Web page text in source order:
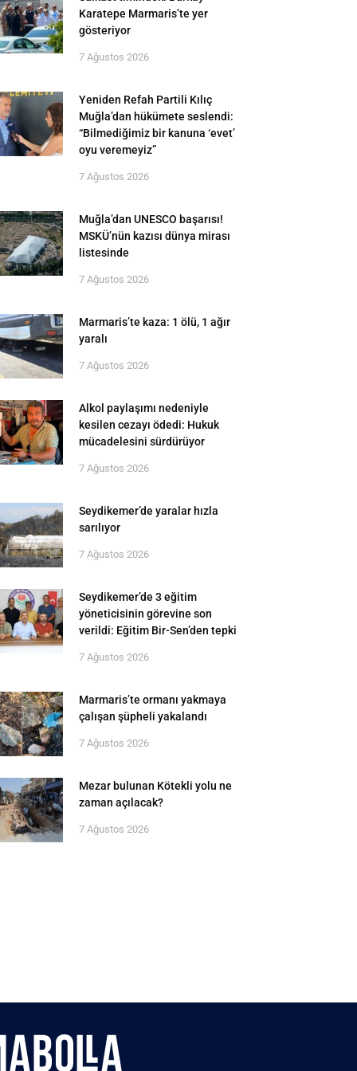
Karatepe Marmaris’te yer
gösteriyor
7 Ağustos 2026
Yeniden Refah Partili Kılıç
Muğla’dan hükümete seslendi:
“Bilmediğimiz bir kanuna ‘evet’
oyu veremeyiz”
7 Ağustos 2026
Muğla’dan UNESCO başarısı!
MSKÜ’nün kazısı dünya mirası
listesinde
7 Ağustos 2026
Marmaris’te kaza: 1 ölü, 1 ağır
yaralı
7 Ağustos 2026
Alkol paylaşımı nedeniyle
kesilen cezayı ödedi: Hukuk
mücadelesini sürdürüyor
7 Ağustos 2026
Seydikemer’de yaralar hızla
sarılıyor
7 Ağustos 2026
Seydikemer’de 3 eğitim
yöneticisinin görevine son
verildi: Eğitim Bir-Sen’den tepki
7 Ağustos 2026
Marmaris’te ormanı yakmaya
çalışan şüpheli yakalandı
7 Ağustos 2026
Mezar bulunan Kötekli yolu ne
zaman açılacak?
7 Ağustos 2026